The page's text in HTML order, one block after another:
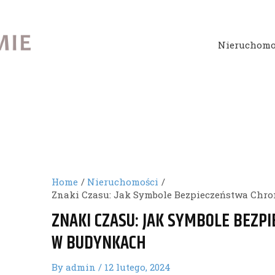
Home
Nieruchomości
Znaki Czasu: Jak Symbole Bezpieczeństwa
ZNAKI CZASU: JAK SYMBOLE
W BUDYNKACH
Byadmin/ 12 lutego, 2024